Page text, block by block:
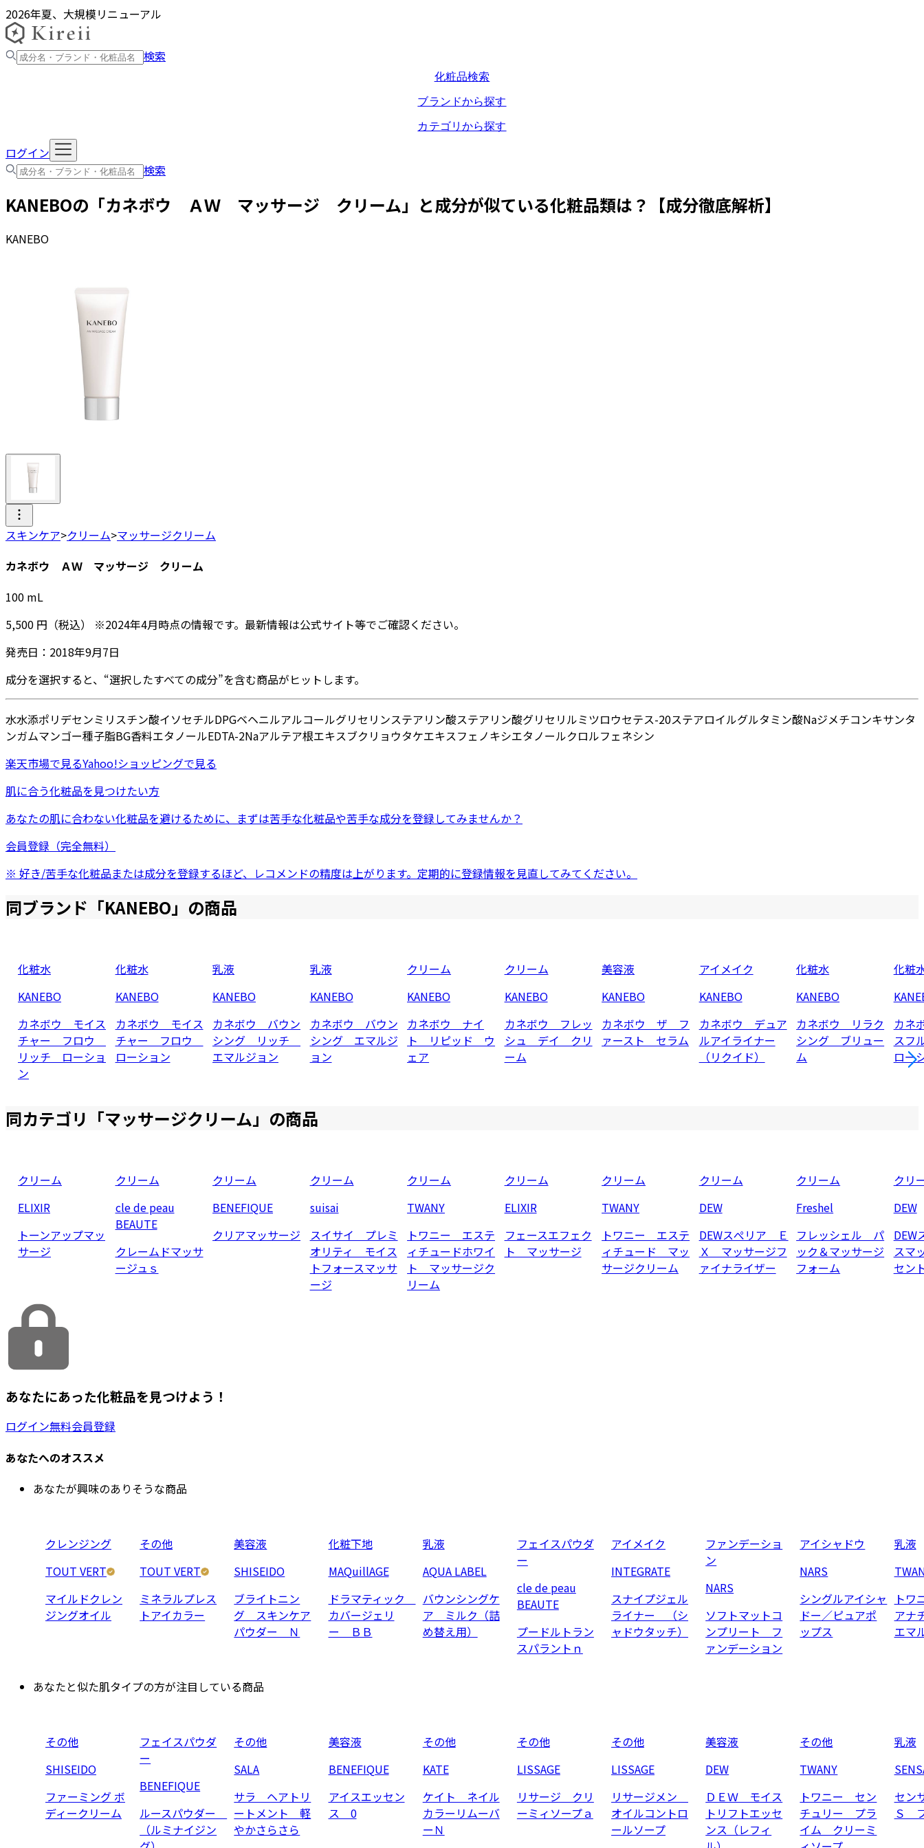
2026年夏、大規模リニューアル
検索
化粧品検索
ブランドから探す
カテゴリから探す
ログイン
検索
KANEBOの「カネボウ ＡＷ マッサージ クリーム 」と成分が似ている化粧品類は？【成分徹底解析】
KANEBO
スキンケア>クリーム>マッサージクリーム
カネボウ ＡＷ マッサージ クリーム
100 mL
5,500 円 （税込） ※2024年4月時点の情報です。最新情報は公式サイト等でご確認ください。
発売日： 2018年9月7日
成分を選択すると、“選択したすべての成分”を含む商品がヒットします。
水水添ポリデセンミリスチン酸イソセチルDPGベヘニルアルコールグリセリンステアリン酸ステアリン酸グリセリルミツロウセテス-20ステアロイルグルタミン酸Naジメチコンキサンタ
ンガムマンゴー種子脂BG香料エタノールEDTA-2Naアルテア根エキスブクリョウタケエキスフェノキシエタノールクロルフェネシン
楽天市場で見るYahoo!ショッピングで見る
肌に合う化粧品を見つけたい方
あなたの肌に合わない化粧品を避けるために、まずは苦手な化粧品や苦手な成分を登録してみませんか？
会員登録（完全無料）
※ 好き/苦手な化粧品または成分を登録するほど、レコメンドの精度は上がります。定期的に登録情報を見直してみてください。
同ブランド「KANEBO」の商品
化粧水
KANEBO
カネボウ モイス
チャー フロウ
リッチ ローショ
ン
化粧水
KANEBO
カネボウ モイス
チャー フロウ
ローション
乳液
KANEBO
カネボウ バウン
シング リッチ
エマルジョン
乳液
KANEBO
カネボウ バウン
シング エマルジ
ョン
クリーム
KANEBO
カネボウ ナイ
ト リピッド ウ
ェア
クリーム
KANEBO
カネボウ フレッ
シュ デイ クリ
ーム
美容液
KANEBO
カネボウ ザ フ
ァースト セラム
アイメイク
KANEBO
カネボウ デュア
ルアイライナー
（リクイド）
化粧水
KANEBO
カネボウ リラク
シング ブリュー
ム
化粧
カネ
ス
ロー
同カテゴリ「マッサージクリーム」の商品
クリーム
ELIXIR
トーンアップマッ
サージ
クリーム
cle de peau
BEAUTE
クレームドマッサ
ージュｓ
クリーム
BENEFIQUE
クリアマッサージ
クリーム
suisai
スイサイ プレミ
オリティ モイス
トフォースマッサ
ージ
クリーム
TWANY
トワニー エステ
ィチュードホワイ
ト マッサージク
リーム
クリーム
ELIXIR
フェースエフェク
ト マッサージ
クリーム
TWANY
トワニー エステ
ィチュード マッ
サージクリーム
クリーム
DEW
DEWスぺリア Ｅ
Ｘ マッサージフ
ァイナライザー
クリーム
Freshel
フレッシェル パ
ック＆マッサージ
フォーム
クリ
DEW
スマ
セン
あなたにあった化粧品を見つけよう！
ログイン無料会員登録
あなたへのオススメ
あなたが興味のありそうな商品
クレンジング
TOUT VERT
マイルドクレン
ジングオイル
その他
TOUT VERT
ミネラルプレス
トアイカラー
美容液
SHISEIDO
ブライトニン
グ スキンケア
パウダー Ｎ
化粧下地
MAQuillAGE
ドラマティック
カバージェリ
ー ＢＢ
乳液
AQUA LABEL
バウンシングケ
ア ミルク（詰
め替え用）
フェイスパウダ
ー
cle de peau
BEAUTE
プードルトラン
スパラントｎ
アイメイク
INTEGRATE
スナイプジェル
ライナー （シ
ャドウタッチ）
ファンデーショ
ン
NARS
ソフトマットコ
ンプリート フ
ァンデーション
アイシャドウ
NARS
シングルアイシャ
ドー／ピュアポ
ップス
乳液
ト
アナ
エマ
あなたと似た肌タイプの方が注目している商品
その他
SHISEIDO
ファーミング ボ
ディークリーム
フェイスパウダ
ー
BENEFIQUE
ルースパウダー
（ルミナイジン
その他
SALA
サラ ヘアトリ
ートメント 軽
やかさらさら
美容液
BENEFIQUE
アイスエッセン
ス 0
その他
KATE
ケイト ネイル
カラーリムーバ
ーＮ
その他
LISSAGE
リサージ クリ
ーミィソープａ
その他
LISSAGE
リサージメン
オイルコントロ
ールソープ
美容液
DEW
ＤＥＷ モイス
トリフトエッセ
ンス（レフィ
その他
TWANY
トワニー セン
チュリー プラ
イム クリーミ
乳液
セン
Ｓ